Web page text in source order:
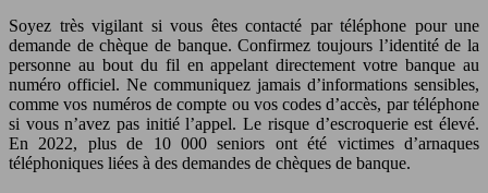
Soyez très vigilant si vous êtes contacté par téléphone pour une
demande de chèque de banque. Confirmez toujours l’identité de la
personne au bout du fil en appelant directement votre banque au
numéro officiel. Ne communiquez jamais d’informations sensibles,
comme vos numéros de compte ou vos codes d’accès, par téléphone
si vous n’avez pas initié l’appel. Le risque d’escroquerie est élevé.
En 2022, plus de 10 000 seniors ont été victimes d’arnaques
téléphoniques liées à des demandes de chèques de banque.